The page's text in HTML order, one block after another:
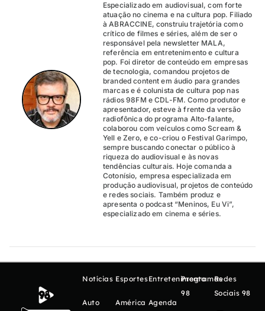
Especializado em audiovisual, com forte
atuação no cinema e na cultura pop. Filiado
à ABRACCINE, construiu trajetória como
crítico de filmes e séries, além de ser o
responsável pela newsletter MALA,
referência em entretenimento e cultura
pop. Foi diretor de conteúdo em empresas
de tecnologia, comandou projetos de
branded content em áudio para grandes
marcas e é colunista de cultura pop nas
rádios 98FM e CDL-FM. Como produtor e
apresentador, esteve à frente da versão
radiofônica do programa Alto-falante,
colaborou com veículos como Scream &
Yell e Zero, e co-criou o Festival Garimpo,
sempre buscando conectar o público à
riqueza do audiovisual e às novas
tendências culturais. Hoje comanda a
Cotonísio, empresa especializada em
produção audiovisual, projetos de conteúdo
e redes sociais. Também produz e
apresenta o podcast “Meninos, Eu Vi”,
especializado em cinema e séries.
Notícias
Auto
Esportes
América
Entretenimento
Agenda
Programas
98
Redes
Sociais 98